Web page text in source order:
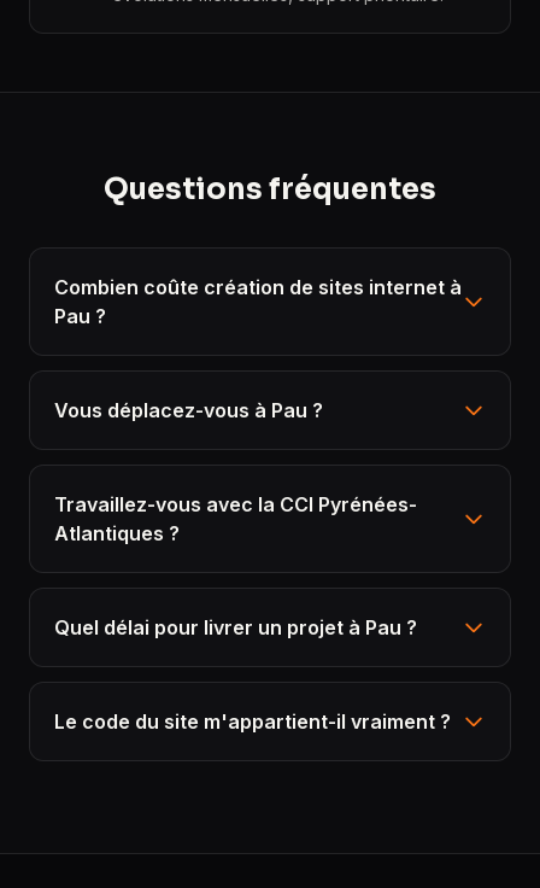
Questions fréquentes
Combien coûte création de sites internet à
Pau ?
Vous déplacez-vous à Pau ?
Travaillez-vous avec la CCI Pyrénées-
Atlantiques ?
Quel délai pour livrer un projet à Pau ?
Le code du site m'appartient-il vraiment ?